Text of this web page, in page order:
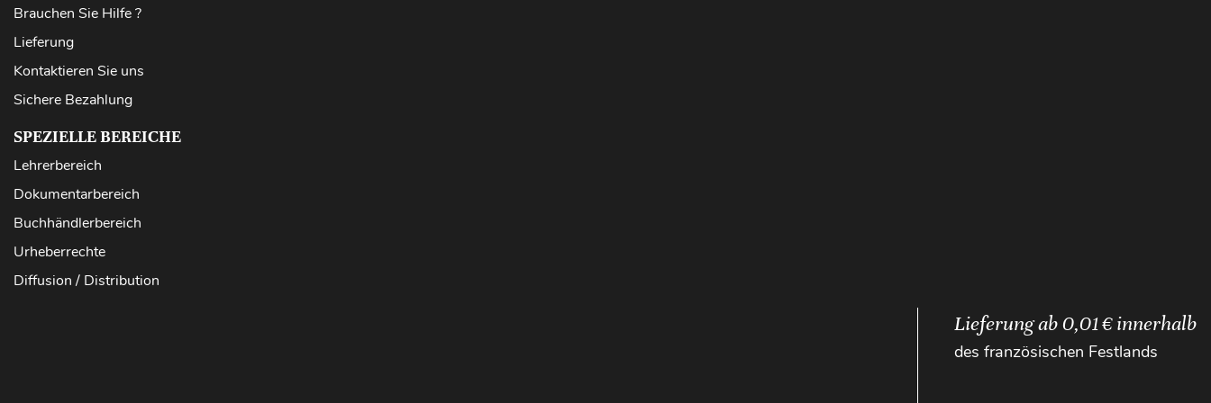
Brauchen Sie Hilfe ?
Lieferung
Kontaktieren Sie uns
Sichere Bezahlung
SPEZIELLE BEREICHE
Lehrerbereich
Dokumentarbereich
Buchhändlerbereich
Urheberrechte
Diffusion / Distribution
Lieferung ab 0,01 € innerhalb
des französischen Festlands